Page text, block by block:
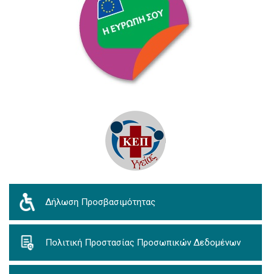
Δήλωση Προσβασιμότητας
Πολιτική Προστασίας Προσωπικών Δεδομένων